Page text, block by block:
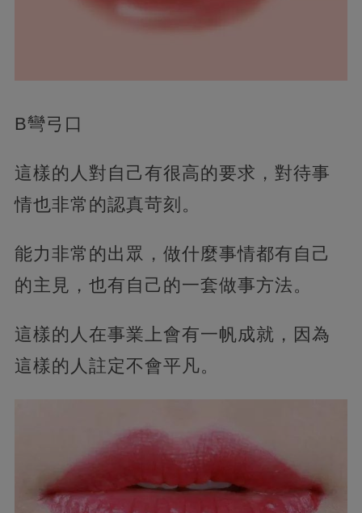
B彎弓口
這樣的人對自己有很高的要求，對待事
情也非常的認真苛刻。
能力非常的出眾，做什麼事情都有自己
的主見，也有自己的一套做事方法。
這樣的人在事業上會有一帆成就，因為
這樣的人註定不會平凡。